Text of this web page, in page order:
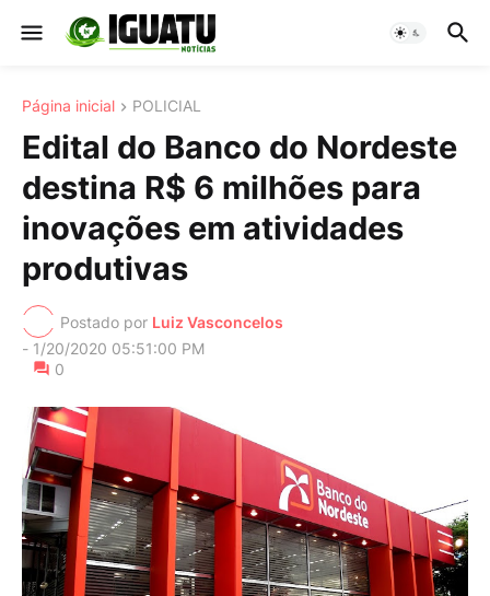
Página inicial POLICIAL
Edital do Banco do Nordeste
destina R$ 6 milhões para
inovações em atividades
produtivas
Postado por Luiz Vasconcelos
- 1/20/2020 05:51:00 PM
0